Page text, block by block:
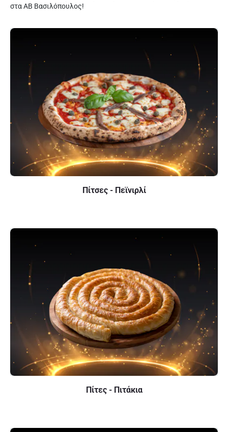
στα ΑΒ Βασιλόπουλος!
Πίτσες - Πεϊνιρλί
Πίτες - Πιτάκια